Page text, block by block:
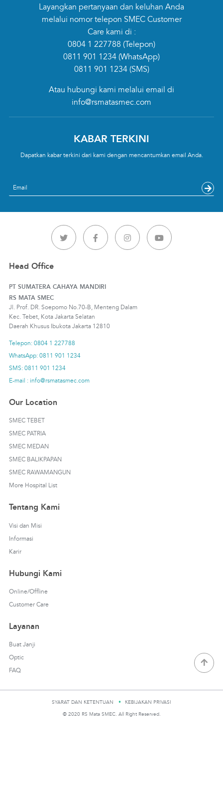
Layangkan pertanyaan dan keluhan Anda
melalui nomor telepon SMEC Customer
Care kami di :
0804 1 227788 (Telepon)
0811 901 1234 (WhatsApp)
0811 901 1234(SMS)
Atau hubungi kami melalui email di
info@rsmatasmec.com
KABAR TERKINI
Dapatkan kabar terkini dari kami dengan mencantumkan email Anda.
Email
Head Office
PT SUMATERA CAHAYA MANDIRI
RS MATA SMEC
Jl. Prof. DR. Soepomo No.70-B, Menteng Dalam
Kec. Tebet, Kota Jakarta Selatan
Daerah Khusus Ibukota Jakarta 12810
Telepon: 0804 1 227788
WhatsApp: 0811 901 1234
SMS: 0811 901 1234
E-mail : info@rsmatasmec.com
Our Location
SMEC TEBET
SMEC PATRIA
SMEC MEDAN
SMEC BALIKPAPAN
SMEC RAWAMANGUN
More Hospital List
Tentang Kami
Visi dan Misi
Informasi
Karir
Hubungi Kami
Online/Offline
Customer Care
Layanan
Buat Janji
Optic
FAQ
SYARAT DAN KETENTUAN
KEBIJAKAN PRIVASI
© 2020 RS Mata SMEC. All Right Reserved.